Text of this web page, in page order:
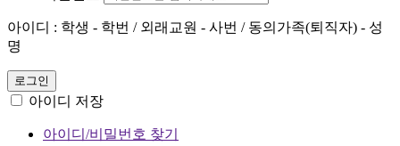
아이디 : 학생 - 학번 / 외래교원 - 사번 / 동의가족(퇴직자) - 성
명
로그인
아이디 저장
아이디/비밀번호 찾기